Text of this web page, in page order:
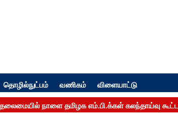
தொழில்நுட்பம் வணிகம் விளையாட்டு